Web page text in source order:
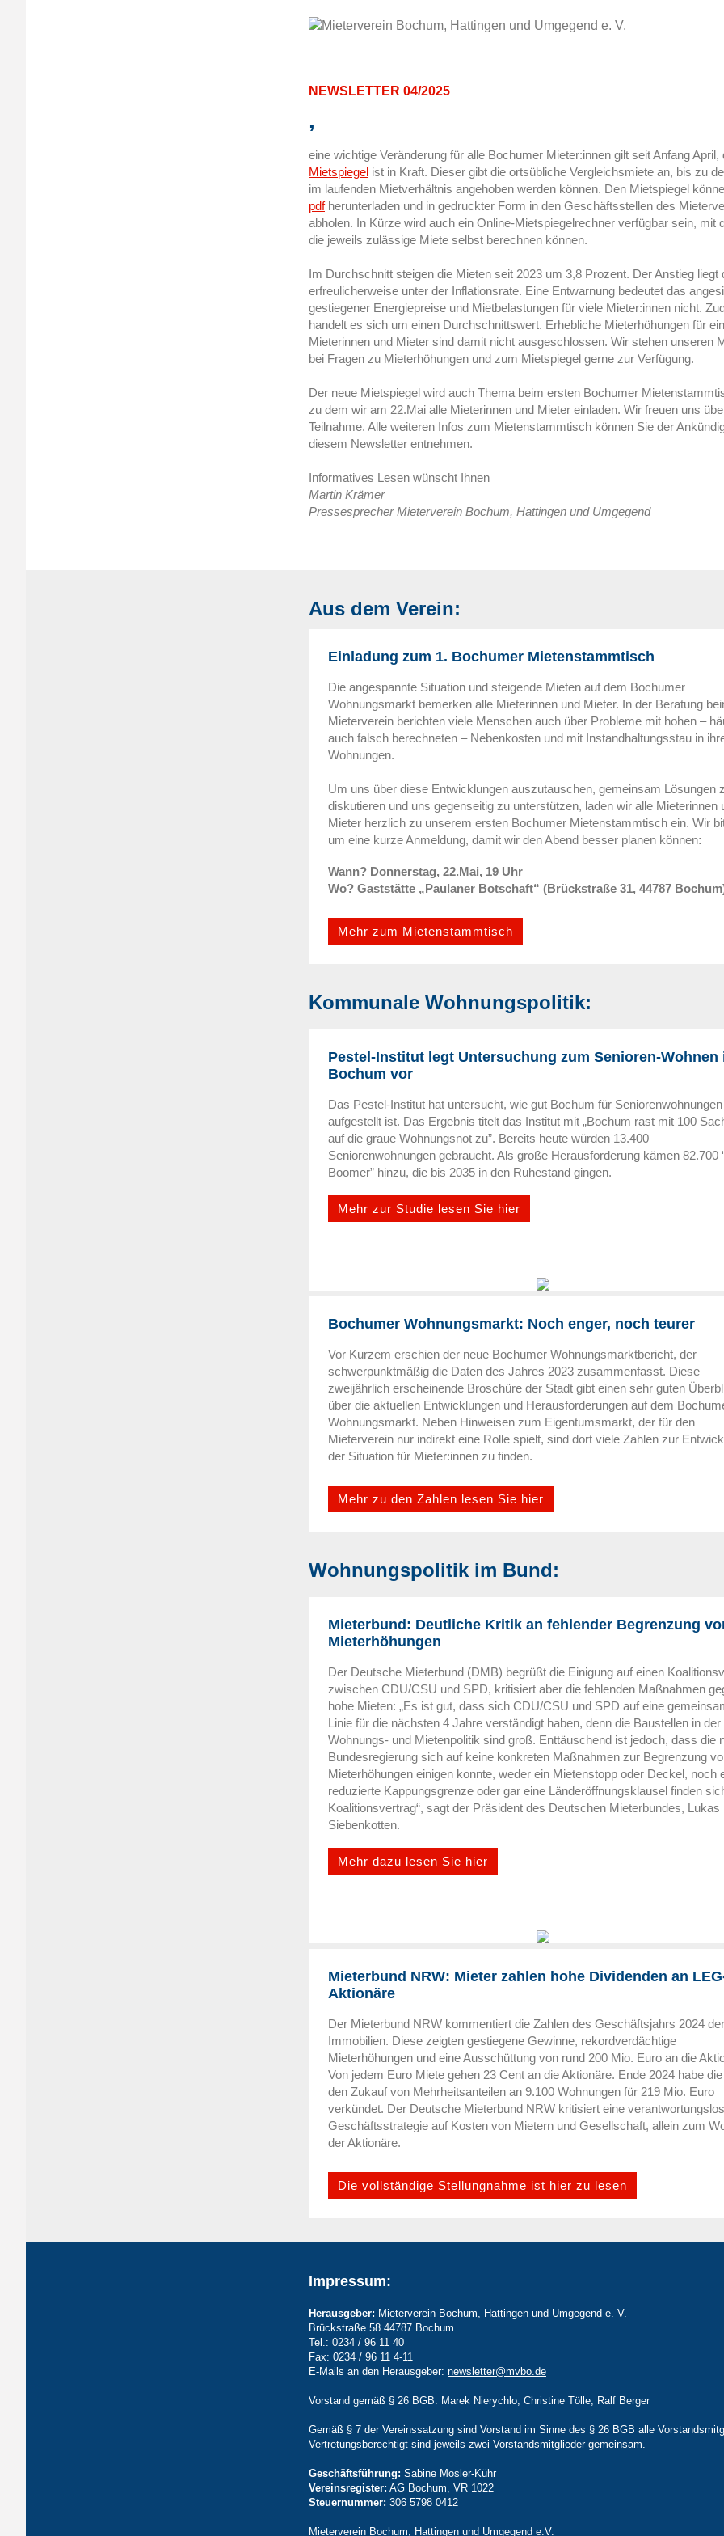
NEWSLETTER 04/2025
,
eine wichtige Veränderung für alle Bochumer Mieter:innen gilt seit Anfang April,
Mietspiegel ist in Kraft. Dieser gibt die ortsübliche Vergleichsmiete an, bis zu
im laufenden Mietverhältnis angehoben werden können. Den Mietspiegel
pdfherunterladen und in gedruckter Form in den Geschäftsstellen des
abholen. In Kürze wird auch ein Online-Mietspiegelrechner verfügbar sein, mit
die jeweils zulässige Miete selbst berechnen können.
Im Durchschnitt steigen die Mieten seit 2023 um 3,8 Prozent. Der Anstieg liegt
erfreulicherweise unter der Inflationsrate. Eine Entwarnung bedeutet das
gestiegener Energiepreise und Mietbelastungen für viele Mieter:innen nicht.
handelt es sich um einen Durchschnittswert. Erhebliche Mieterhöhungen für
Mieterinnen und Mieter sind damit nicht ausgeschlossen. Wir stehen unseren
bei Fragen zu Mieterhöhungen und zum Mietspiegel gerne zur Verfügung.
Der neue Mietspiegel wird auch Thema beim ersten Bochumer
zu dem wir am 22.Mai alle Mieterinnen und Mieter einladen. Wir freuen uns
Teilnahme. Alle weiteren Infos zum Mietenstammtisch können Sie der
diesem Newsletter entnehmen.
Informatives Lesen wünscht Ihnen
Martin Krämer
Pressesprecher Mieterverein Bochum, Hattingen und Umgegend
Aus dem Verein:
Einladung zum 1. Bochumer Mietenstammtisch
Die angespannte Situation und steigende Mieten auf dem Bochumer
Wohnungsmarkt bemerken alle Mieterinnen und Mieter. In der Beratung
Mieterverein berichten viele Menschen auch über Probleme mit hohen –
auch falsch berechneten – Nebenkosten und mit Instandhaltungsstau in
Wohnungen.
Um uns über diese Entwicklungen auszutauschen, gemeinsam Lösungen
diskutieren und uns gegenseitig zu unterstützen, laden wir alle Mieterinnen
Mieter herzlich zu unserem ersten Bochumer Mietenstammtisch ein. Wir
um eine kurze Anmeldung, damit wir den Abend besser planen können:
Wann? Donnerstag, 22.Mai, 19 Uhr
Wo? Gaststätte „Paulaner Botschaft“ (Brückstraße 31, 44787
Mehr zum Mietenstammtisch
Kommunale Wohnungspolitik:
Pestel-Institut legt Untersuchung zum Senioren-Wohnen
Bochum vor
Das Pestel-Institut hat untersucht, wie gut Bochum für Seniorenwohnungen
aufgestellt ist. Das Ergebnis titelt das Institut mit „Bochum rast mit 100
auf die graue Wohnungsnot zu”. Bereits heute würden 13.400
Seniorenwohnungen gebraucht. Als große Herausforderung kämen 82.700
Boomer” hinzu, die bis 2035 in den Ruhestand gingen.
Mehr zur Studie lesen Sie hier
Bochumer Wohnungsmarkt: Noch enger, noch teurer
Vor Kurzem erschien der neue Bochumer Wohnungsmarktbericht, der
schwerpunktmäßig die Daten des Jahres 2023 zusammenfasst. Diese
zweijährlich erscheinende Broschüre der Stadt gibt einen sehr guten
über die aktuellen Entwicklungen und Herausforderungen auf dem
Wohnungsmarkt. Neben Hinweisen zum Eigentumsmarkt, der für den
Mieterverein nur indirekt eine Rolle spielt, sind dort viele Zahlen zur
der Situation für Mieter:innen zu finden.
Mehr zu den Zahlen lesen Sie hier
Wohnungspolitik im Bund:
Mieterbund: Deutliche Kritik an fehlender Begrenzung
Mieterhöhungen
Der Deutsche Mieterbund (DMB) begrüßt die Einigung auf einen
zwischen CDU/CSU und SPD, kritisiert aber die fehlenden Maßnahmen
hohe Mieten: „Es ist gut, dass sich CDU/CSU und SPD auf eine
Linie für die nächsten 4 Jahre verständigt haben, denn die Baustellen in der
Wohnungs- und Mietenpolitik sind groß. Enttäuschend ist jedoch, dass die
Bundesregierung sich auf keine konkreten Maßnahmen zur Begrenzung
Mieterhöhungen einigen konnte, weder ein Mietenstopp oder Deckel, noch
reduzierte Kappungsgrenze oder gar eine Länderöffnungsklausel finden
Koalitionsvertrag“, sagt der Präsident des Deutschen Mieterbundes, Lukas
Siebenkotten.
Mehr dazu lesen Sie hier
Mieterbund NRW: Mieter zahlen hohe Dividenden an
Aktionäre
Der Mieterbund NRW kommentiert die Zahlen des Geschäftsjahrs 2024
Immobilien. Diese zeigten gestiegene Gewinne, rekordverdächtige
Mieterhöhungen und eine Ausschüttung von rund 200 Mio. Euro an die
Von jedem Euro Miete gehen 23 Cent an die Aktionäre. Ende 2024 habe
den Zukauf von Mehrheitsanteilen an 9.100 Wohnungen für 219 Mio. Euro
verkündet. Der Deutsche Mieterbund NRW kritisiert eine
Geschäftsstrategie auf Kosten von Mietern und Gesellschaft, allein zum
der Aktionäre.
Die vollständige Stellungnahme ist hier zu lesen
Impressum:
Herausgeber: Mieterverein Bochum, Hattingen und Umgegend e. V.
Brückstraße 58 44787 Bochum
Tel.: 0234 / 96 11 40
Fax: 0234 / 96 11 4-11
E-Mails an den Herausgeber: newsletter@mvbo.de
Vorstand gemäß § 26 BGB: Marek Nierychlo, Christine Tölle, Ralf Berger
Gemäß § 7 der Vereinssatzung sind Vorstand im Sinne des § 26 BGB alle
Vertretungsberechtigt sind jeweils zwei Vorstandsmitglieder gemeinsam.
Geschäftsführung: Sabine Mosler-Kühr
Vereinsregister: AG Bochum, VR 1022
Steuernummer: 306 5798 0412
Mieterverein Bochum, Hattingen und Umgegend e.V.